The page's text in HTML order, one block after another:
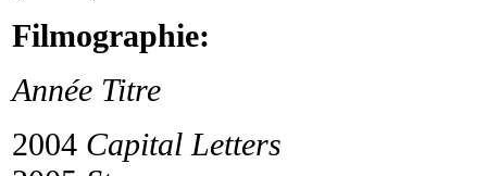
Filmographie:
Année Titre
2004 Capital Letters